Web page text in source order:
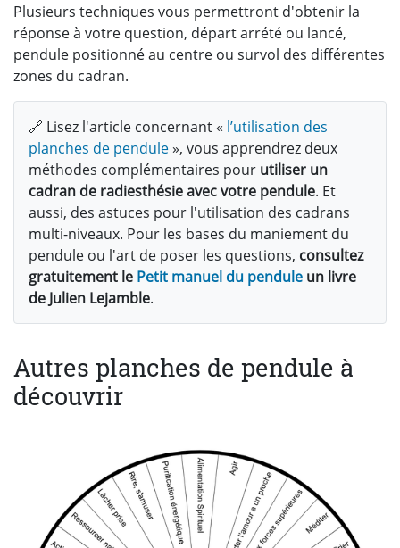
Plusieurs techniques vous permettront d'obtenir la
réponse à votre question, départ arrété ou lancé,
pendule positionné au centre ou survol des différentes
zones du cadran.
🔗 Lisez l'article concernant « l’utilisation des
planches de pendule», vous apprendrez deux
méthodes complémentaires pour utiliser un
cadran de radiesthésie avec votre pendule. Et
aussi, des astuces pour l'utilisation des cadrans
multi-niveaux. Pour les bases du maniement du
pendule ou l'art de poser les questions, consultez
gratuitement le Petit manuel du pendule un livre
de Julien Lejamble.
Autres planches de pendule à
découvrir